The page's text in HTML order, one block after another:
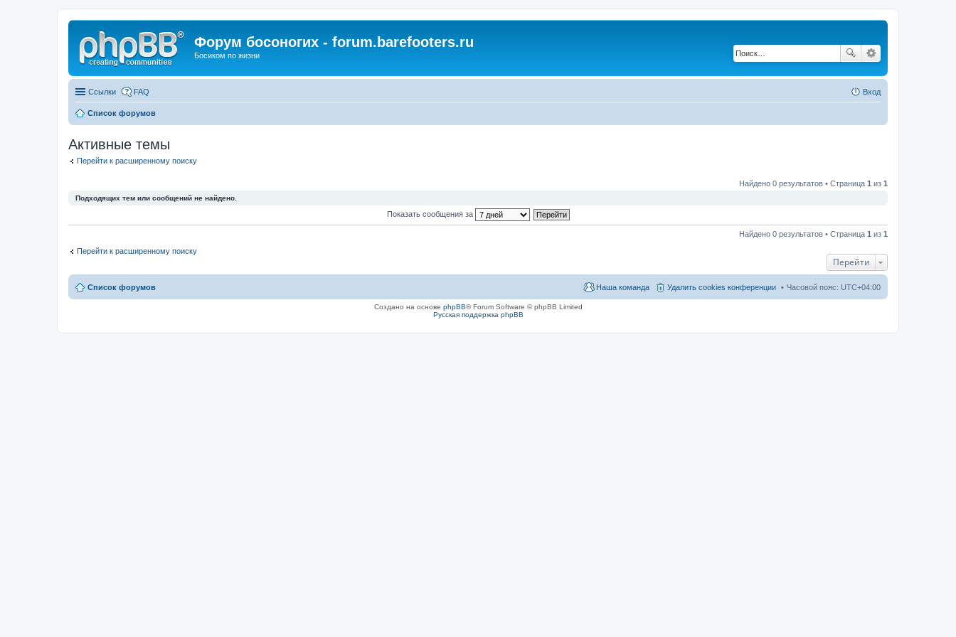
Форум босоногих - forum.barefooters.ru
Босиком по жизни
Ссылки FAQ Вход
Список форумов
Активные темы
Перейти к расширенному поиску
Найдено 0 результатов • Страница 1 из 1
Подходящих тем или сообщений не найдено.
Показать сообщения за
Найдено 0 результатов • Страница 1 из 1
Перейти к расширенному поиску
Перейти
Список форумов Часовой пояс: UTC+04:00
Удалить cookies конференции
Наша команда
Создано на основе phpBB® Forum Software © phpBB Limited
Русская поддержка phpBB